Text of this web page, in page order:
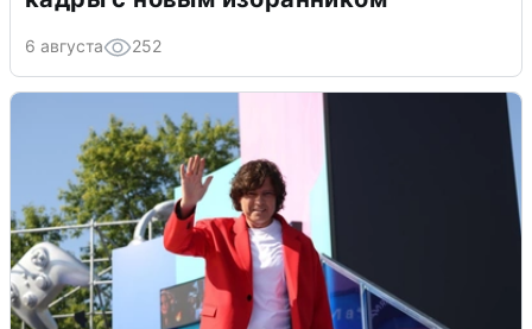
6 августа 252